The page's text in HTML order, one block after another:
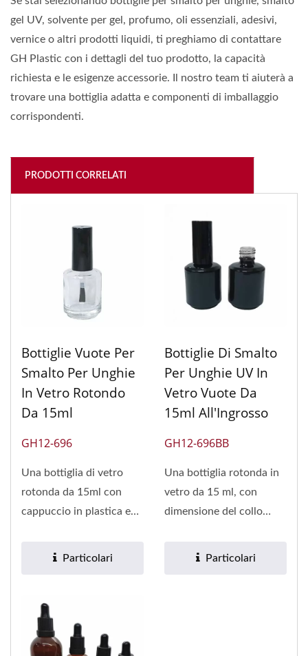
gel UV, solvente per gel, profumo, oli essenziali, adesivi,
vernice o altri prodotti liquidi, ti preghiamo di contattare
GH Plastic con i dettagli del tuo prodotto, la capacità
richiesta e le esigenze accessorie. Il nostro team ti aiuterà a
trovare una bottiglia adatta e componenti di imballaggio
corrispondenti.
PRODOTTI CORRELATI
Bottiglie Vuote Per
Smalto Per Unghie
In Vetro Rotondo
Da 15ml
GH12-696
Una bottiglia di vetro
rotonda da 15ml con
cappuccio in plastica e
Particolari
Bottiglie Di Smalto
Per Unghie UV In
Vetro Vuote Da
15ml All'Ingrosso
GH12-696BB
Una bottiglia rotonda in
vetro da 15 ml, con
dimensione del collo
Particolari